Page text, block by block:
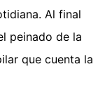
Al final
peinado de la
que cuenta la